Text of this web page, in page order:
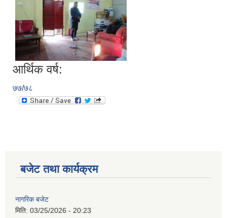
आर्थिक वर्ष:
७७/७८
बजेट तथा कार्यक्रम
नागरिक बजेट
मिति: 03/25/2026 - 20:23